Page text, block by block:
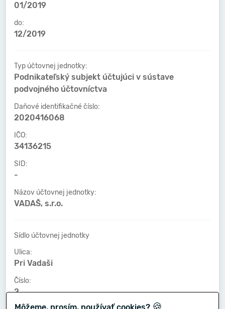
01/2019
do:
12/2019
Typ účtovnej jednotky:
Podnikateľský subjekt účtujúci v sústave
podvojného účtovníctva
Daňové identifikačné číslo:
2020416068
IČO:
34136215
SID:
-
Názov účtovnej jednotky:
VADAŠ, s.r.o.
Sídlo účtovnej jednotky
Ulica:
Pri Vadaši
Číslo:
2
🍪